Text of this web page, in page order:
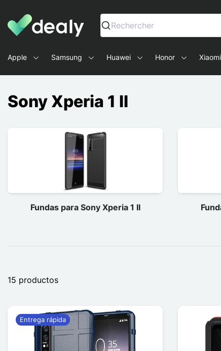
Dealy - Fundas y accesorios para smartphones y tablets
Rechercher
Apple Samsung Huawei Honor Xiaomi
Sony Xperia 1 II
Fundas para Sony Xperia 1 II
15 productos
Entrega rápida